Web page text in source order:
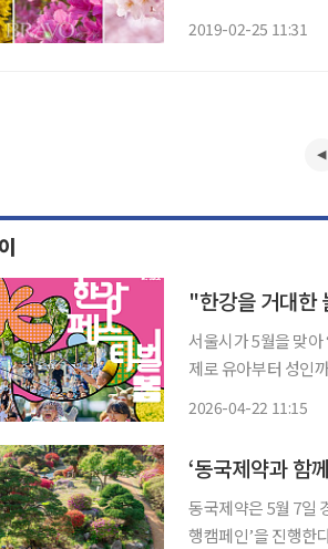
2019-02-25 11:31
"한강을 거대
서울시가 5월을 맞아
제로 유아부터 성인까
2026-04-22 11:15
‘동국제약과 함
동국제약은 5월 7일
행캠페인’을 진행한